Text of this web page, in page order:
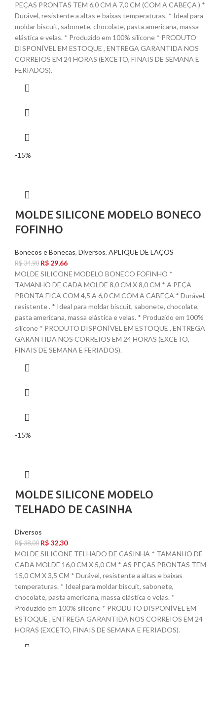
PEÇAS PRONTAS TEM 6,0 CM A 7,0 CM (COM A CABEÇA ) *
Durável, resistente a altas e baixas temperaturas. * Ideal para
moldar biscuit, sabonete, chocolate, pasta americana, massa
elástica e velas. * Produzido em 100% silicone * PRODUTO
DISPONÍVEL EM ESTOQUE , ENTREGA GARANTIDA NOS
CORREIOS EM 24 HORAS (EXCETO, FINAIS DE SEMANA E
FERIADOS).
-15%
MOLDE SILICONE MODELO BONECO
FOFINHO
Bonecos e Bonecas, Diversos, APLIQUE DE LAÇOS
R$34,90 R$ 29,66
MOLDE SILICONE MODELO BONECO FOFINHO *
TAMANHO DE CADA MOLDE 8,0 CM X 8,0 CM * A PEÇA
PRONTA FICA COM 4,5 A 6,0 CM COM A CABEÇA * Durável,
resistente . * Ideal para moldar biscuit, sabonete, chocolate,
pasta americana, massa elástica e velas. * Produzido em 100%
silicone * PRODUTO DISPONÍVEL EM ESTOQUE , ENTREGA
GARANTIDA NOS CORREIOS EM 24 HORAS (EXCETO,
FINAIS DE SEMANA E FERIADOS).
-15%
MOLDE SILICONE MODELO
TELHADO DE CASINHA
Diversos
R$38,00 R$32,30
MOLDE SILICONE TELHADO DE CASINHA * TAMANHO DE
CADA MOLDE 16,0 CM X 5,0 CM * AS PEÇAS PRONTAS TEM
15,0 CM X 3,5 CM * Durável, resistente a altas e baixas
temperaturas. * Ideal para moldar biscuit, sabonete,
chocolate, pasta americana, massa elástica e velas. *
Produzido em 100% silicone * PRODUTO DISPONÍVEL EM
ESTOQUE , ENTREGA GARANTIDA NOS CORREIOS EM 24
HORAS (EXCETO, FINAIS DE SEMANA E FERIADOS).